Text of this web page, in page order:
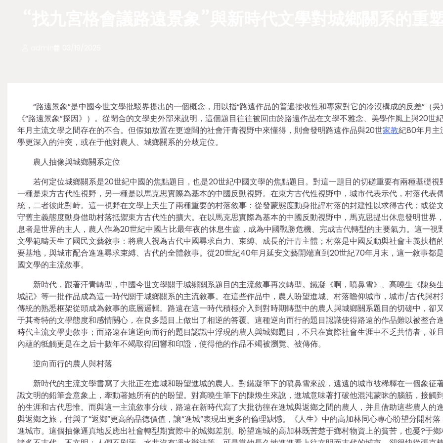
“路遠景象”是中國今世文學批駁界提出的一個概念，用以指“路遠作品的普遍接收性和專家對它的冷漠構成的反差”（吳
《“路遠景象”探因》）。從閉合的文學史外部來說明，這個題目往往被回由於路遠作品在文學不雅念、美學作風上與20世
年月主流文學之間存在的不合。但假如放置在更遼闊的社會汗青視野中來懂得，則會發明路遠作品與20世家教紀80年月主
學更深入的沖突，或在于他對農人、城鄉關系的分歧定位。
農人抽像與城鄉關系定位
若何定位城鄉關系是20世紀中國的焦點題目，也是20世紀中國文學的焦點題目。對這一題目的切磋重要有兩種基礎視
一種是東方古代性視野，另一種是以馬克思實際為基本的中國反動視野。在東方古代性視野中，城市代表示代，村落代表
統，二者彼此對峙。這一視野在文學上天生了兩種重要的村落敘事：從發蒙態度動身批評村落的封建性以求得古代；或從
守舊主義態度動身借助村落抵禦東方古代性的擴大。在以馬克思實際為基本的中國反動視野中，馬克思提出休息發明世界
息者是世界的主人，農人作為20世紀中國占比最年夜的休息生齒，成為中國戰勝危機、完成古代轉型的主要氣力。這一視
文學範疇天生了國民文藝敘事：將農人視為古代中國尋求自力、束縛、成長的汗青主體；村落是中國反動與社會主義扶植
要基地，與城市配合進進尋求束縛、古代的全體敘事。從20世紀40年月延安文藝開端直到20世紀70年月末，這一敘事都
國文學的主流敘事。
新時代，跟著汗青轉型，中國今世文學關于城鄉關系題目的主流敘事再次轉型。鐵凝《啊，噴鼻雪》、高曉生《陳奐
城記》等一批作品成為這一時代關于城鄉關系的主流敘事。在這些作品中，農人盼望進城、村落瞻仰城市，城市/古代與
傳統的熟悉框架從頭成為敘事的底層邏輯。路遠在這一時代積極介入到對時期轉型中的農人與城鄉關系題目的切磋中，卻
于其奇特的文學態度和感情關心，在良多題目上做出了相逆的答覆。這種逆向而行的題目認識使得路遠的作品難以被整合
時代主流文學史敘事；而路遠在這逆向而行的題目認識中浮現的農人與城鄉題目，不只在實際社會生涯中不乏共情者，並
內蘊的牴觸更是在之后十數年不竭取得回響和印證，使得他的作品不竭被瀏覽、被傳佈。
逆向而行的農人與村落
新時代的主流文學書寫了大批正在進城和盼望進城的農人。對鐵凝筆下的噴鼻雪來說，遠遠的城市被稀釋在一個象征
識文明的鉛筆盒意象上，牽動著她所有的的盼望。對高曉生筆下的陳煥生來說，進城意味著打破他混沌蒙昧的腦筋，接觸
的生涯和古代思惟。而與這一主流敘事分歧，路遠在新時代寫了大批彷徨在進城與返鄉之間的農人，并且借助這些農人的
與返鄉之旅，付與了“返鄉”更高的品德價值，讓“進城”表現出更多的倫理缺憾。《人生》中的高加林同心專心盼望分開村落
進城市。這個抽像逼真地反應出社會轉型期實際中的城鄉差別。盼望進城的高加林既苦楚于鄉村物資上的貧苦，也憂?于